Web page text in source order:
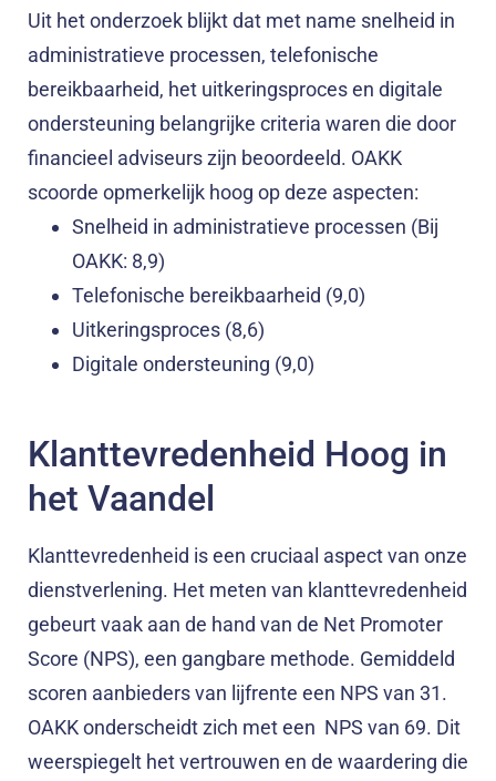
Uit het onderzoek blijkt dat met name snelheid in
administratieve processen, telefonische
bereikbaarheid, het uitkeringsproces en digitale
ondersteuning belangrijke criteria waren die door
financieel adviseurs zijn beoordeeld. OAKK
scoorde opmerkelijk hoog op deze aspecten:
Snelheid in administratieve processen (Bij
OAKK: 8,9)
Telefonische bereikbaarheid (9,0)
Uitkeringsproces (8,6)
Digitale ondersteuning (9,0)
Klanttevredenheid Hoog in
het Vaandel
Klanttevredenheid is een cruciaal aspect van onze
dienstverlening. Het meten van klanttevredenheid
gebeurt vaak aan de hand van de Net Promoter
Score (NPS), een gangbare methode. Gemiddeld
scoren aanbieders van lijfrente een NPS van 31.
OAKK onderscheidt zich met een NPS van 69. Dit
weerspiegelt het vertrouwen en de waardering die